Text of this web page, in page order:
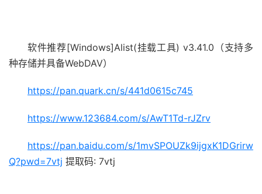
软件推荐[Windows]Alist(挂载工具) v3.41.0（支持多
种存储并具备WebDAV）
https://pan.quark.cn/s/441d0615c745
https://www.123684.com/s/AwT1Td-rJZrv
https://pan.baidu.com/s/1mvSPOUZk9ijgxK1DGrirw
Q?pwd=7vtj 提取码: 7vtj